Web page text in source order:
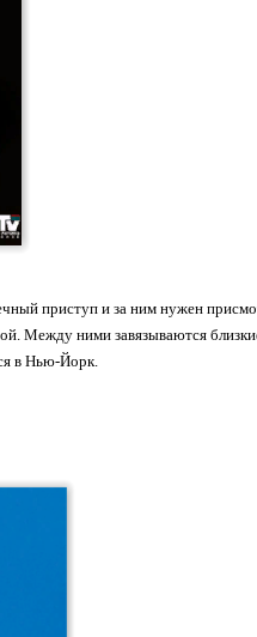
приступ и за ним нужен
Между ними завязываются
в Нью-Йорк.